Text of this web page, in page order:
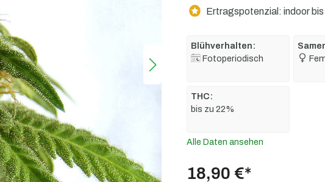
Ertragspotenzial: indoor
Blühverhalten:
Fotoperiodisch
THC:
bis zu 22%
Alle Daten ansehen
18,90 €*